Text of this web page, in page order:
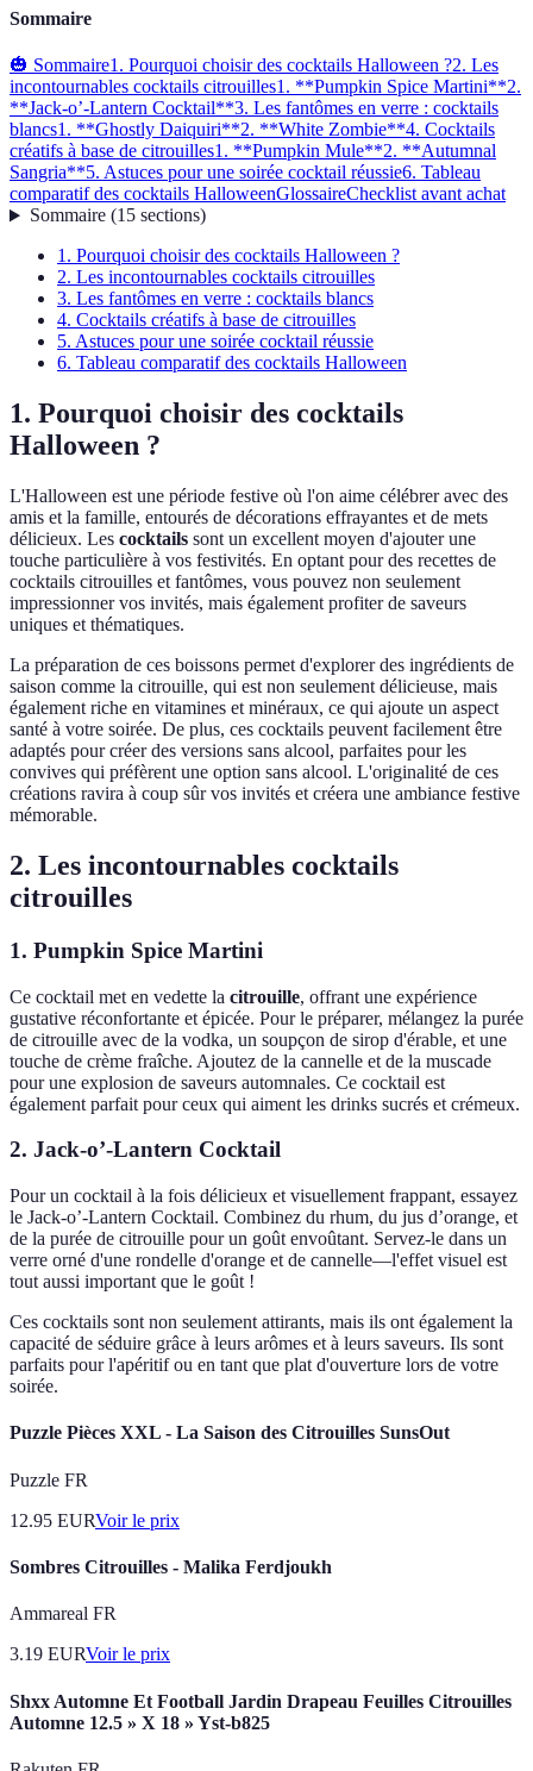
Sommaire
🎃 Sommaire1. Pourquoi choisir des cocktails Halloween ?2. Les
incontournables cocktails citrouilles1. **Pumpkin Spice Martini**2.
**Jack-o’-Lantern Cocktail**3. Les fantômes en verre : cocktails
blancs1. **Ghostly Daiquiri**2. **White Zombie**4. Cocktails
créatifs à base de citrouilles1. **Pumpkin Mule**2. **Autumnal
Sangria**5. Astuces pour une soirée cocktail réussie6. Tableau
comparatif des cocktails HalloweenGlossaireChecklist avant achat
Sommaire(15 sections)
1. Pourquoi choisir des cocktails Halloween ?
2. Les incontournables cocktails citrouilles
3. Les fantômes en verre : cocktails blancs
4. Cocktails créatifs à base de citrouilles
5. Astuces pour une soirée cocktail réussie
6. Tableau comparatif des cocktails Halloween
1. Pourquoi choisir des cocktails
Halloween ?
L'Halloween est une période festive où l'on aime célébrer avec des
amis et la famille, entourés de décorations effrayantes et de mets
délicieux. Les cocktails sont un excellent moyen d'ajouter une
touche particulière à vos festivités. En optant pour des recettes de
cocktails citrouilles et fantômes, vous pouvez non seulement
impressionner vos invités, mais également profiter de saveurs
uniques et thématiques.
La préparation de ces boissons permet d'explorer des ingrédients de
saison comme la citrouille, qui est non seulement délicieuse, mais
également riche en vitamines et minéraux, ce qui ajoute un aspect
santé à votre soirée. De plus, ces cocktails peuvent facilement être
adaptés pour créer des versions sans alcool, parfaites pour les
convives qui préfèrent une option sans alcool. L'originalité de ces
créations ravira à coup sûr vos invités et créera une ambiance festive
mémorable.
2. Les incontournables cocktails
citrouilles
1. Pumpkin Spice Martini
Ce cocktail met en vedette la citrouille, offrant une expérience
gustative réconfortante et épicée. Pour le préparer, mélangez la purée
de citrouille avec de la vodka, un soupçon de sirop d'érable, et une
touche de crème fraîche. Ajoutez de la cannelle et de la muscade
pour une explosion de saveurs automnales. Ce cocktail est
également parfait pour ceux qui aiment les drinks sucrés et crémeux.
2. Jack-o’-Lantern Cocktail
Pour un cocktail à la fois délicieux et visuellement frappant, essayez
le Jack-o’-Lantern Cocktail. Combinez du rhum, du jus d’orange, et
de la purée de citrouille pour un goût envoûtant. Servez-le dans un
verre orné d'une rondelle d'orange et de cannelle—l'effet visuel est
tout aussi important que le goût !
Ces cocktails sont non seulement attirants, mais ils ont également la
capacité de séduire grâce à leurs arômes et à leurs saveurs. Ils sont
parfaits pour l'apéritif ou en tant que plat d'ouverture lors de votre
soirée.
Puzzle Pièces XXL - La Saison des Citrouilles SunsOut
Puzzle FR
12.95 EURVoir le prix
Sombres Citrouilles - Malika Ferdjoukh
Ammareal FR
3.19 EURVoir le prix
Shxx Automne Et Football Jardin Drapeau Feuilles Citrouilles
Automne 12.5 » X 18 » Yst-b825